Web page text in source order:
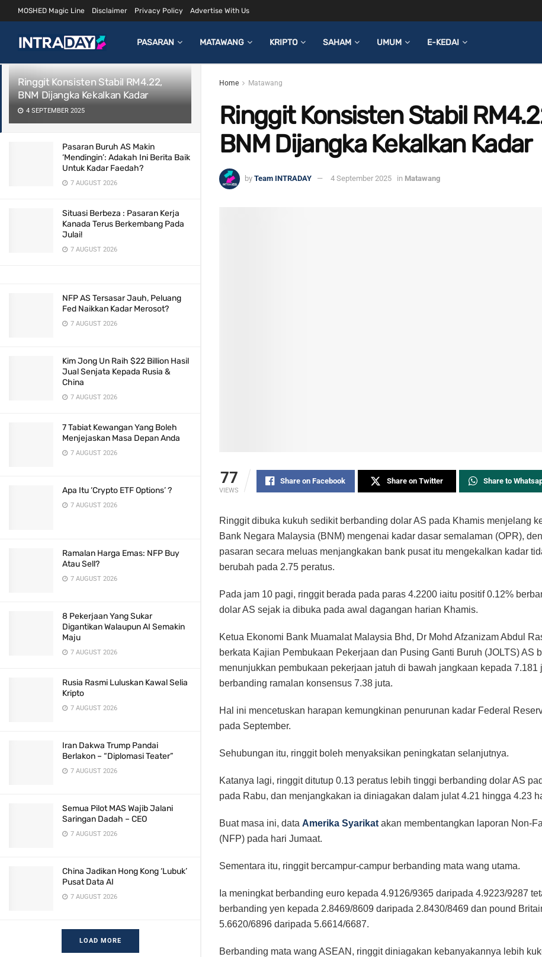
LATEST TRENDING Filter
Ringgit Konsisten Stabil RM4.22,
BNM Dijangka Kekalkan Kadar
4 SEPTEMBER 2025
Pasaran Buruh AS Makin
‘Mendingin’: Adakah Ini Berita Baik
Untuk Kadar Faedah?
7 AUGUST 2026
Situasi Berbeza : Pasaran Kerja
Kanada Terus Berkembang Pada
Julai!
7 AUGUST 2026
NFP AS Tersasar Jauh, Peluang
Fed Naikkan Kadar Merosot?
7 AUGUST 2026
Kim Jong Un Raih $22 Billion Hasil
Jual Senjata Kepada Rusia &
China
7 AUGUST 2026
7 Tabiat Kewangan Yang Boleh
Menjejaskan Masa Depan Anda
7 AUGUST 2026
Apa Itu ‘Crypto ETF Options’ ?
7 AUGUST 2026
Ramalan Harga Emas: NFP Buy
Atau Sell?
7 AUGUST 2026
8 Pekerjaan Yang Sukar
Digantikan Walaupun AI Semakin
Maju
7 AUGUST 2026
Rusia Rasmi Luluskan Kawal Selia
Kripto
7 AUGUST 2026
Iran Dakwa Trump Pandai
Berlakon – “Diplomasi Teater”
7 AUGUST 2026
Semua Pilot MAS Wajib Jalani
Saringan Dadah – CEO
7 AUGUST 2026
China Jadikan Hong Kong ‘Lubuk’
Pusat Data AI
7 AUGUST 2026
LOAD MORE
MOSHED Magic Line Disclaimer Privacy Policy Advertise With Us
PASARAN MATAWANG KRIPTO SAHAM UMUM E-KEDAI
Home Matawang
Ringgit Konsisten Stabil
BNM Dijangka Kekalkan Kadar
by Team INTRADAY 4 September 2025 in Matawang
77
VIEWS
Share on Facebook Share on Twitter Share to
Ringgit dibuka kukuh sedikit berbanding dolar AS pada Khamis menjelang
Bank Negara Malaysia (BNM) mengenai kadar dasar semalaman (OPR),
pasaran secara meluas menjangkakan bank pusat itu mengekalkan kadar
berubah pada 2.75 peratus.
Pada jam 10 pagi, ringgit berada pada paras 4.2200 iaitu positif 0.12%
dolar AS sejak ia dibuka pada awal dagangan harian Khamis.
Ketua Ekonomi Bank Muamalat Malaysia Bhd, Dr Mohd Afzanizam Abdul
berkata Kajian Pembukaan Pekerjaan dan Pusing Ganti Buruh (JOLTS) AS
menunjukkan pembukaan pekerjaan jatuh di bawah jangkaan kepada 7.181
berbanding ramalan konsensus 7.38 juta.
Hal ini mencetuskan harapan kemungkinan penurunan kadar Federal
pada September.
Sehubungan itu, ringgit boleh menyaksikan peningkatan selanjutnya.
Katanya lagi, ringgit ditutup 0.13 peratus lebih tinggi berbanding dolar AS
pada Rabu, dan menjangkakan ia diniagakan dalam julat 4.21 hingga 4.23
Buat masa ini, data Amerika Syarikat akan membentangkan laporan Non-
(NFP) pada hari Jumaat.
Sementara itu, ringgit bercampur-campur berbanding mata wang utama.
Ia meningkat berbanding euro kepada 4.9126/9365 daripada 4.9223/9287
berbanding yen kepada 2.8469/8609 daripada 2.8430/8469 dan pound
5.6620/6896 daripada 5.6614/6687.
Berbanding mata wang ASEAN, ringgit diniagakan kebanyakannya lebih